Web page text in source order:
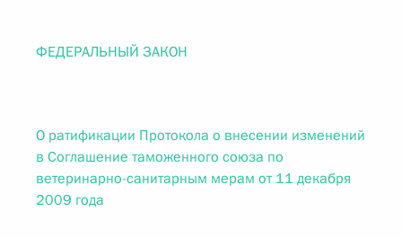
ФЕДЕРАЛЬНЫЙ ЗАКОН
О ратификации Протокола о внесении изменений
в Соглашение таможенного союза по
ветеринарно-санитарным мерам от 11 декабря
2009 года